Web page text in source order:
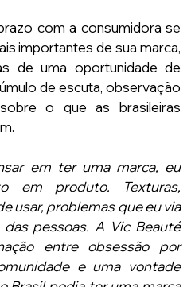
com a consumidora se
importantes de sua marca,
de uma oportunidade de
de escuta, observação
o que as brasileiras
em ter uma marca, eu
em produto. Texturas,
usar, problemas que eu via
pessoas. A Vic Beauté
entre obsessão por
e uma vontade